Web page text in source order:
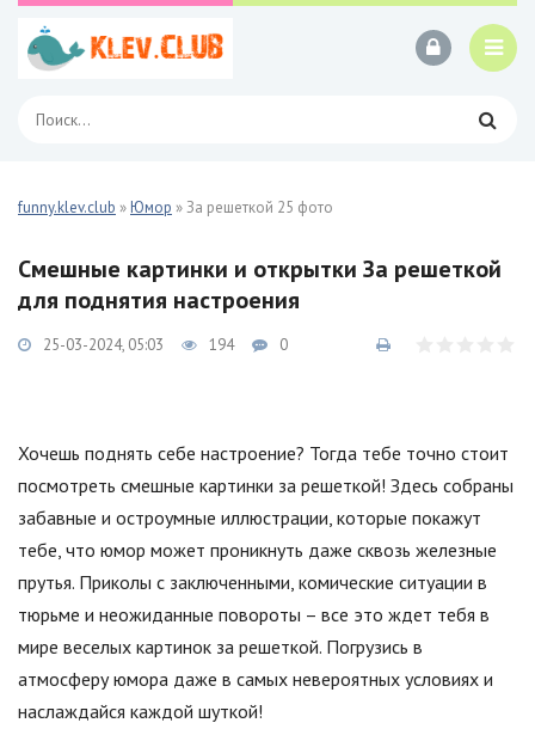
funny.klev.club »Юмор » За решеткой 25 фото
Смешные картинки и открытки За решеткой
для поднятия настроения
25-03-2024, 05:03 194 0
Хочешь поднять себе настроение? Тогда тебе точно стоит
посмотреть смешные картинки за решеткой! Здесь собраны
забавные и остроумные иллюстрации, которые покажут
тебе, что юмор может проникнуть даже сквозь железные
прутья. Приколы с заключенными, комические ситуации в
тюрьме и неожиданные повороты – все это ждет тебя в
мире веселых картинок за решеткой. Погрузись в
атмосферу юмора даже в самых невероятных условиях и
наслаждайся каждой шуткой!